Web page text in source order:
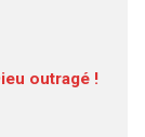
outragé !